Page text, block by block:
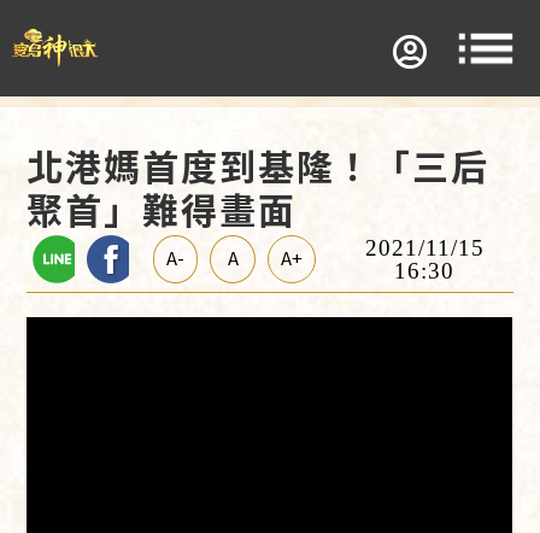
北港媽首度到基隆！「三后
聚首」難得畫面
A- A A+
2021/11/15
16:30